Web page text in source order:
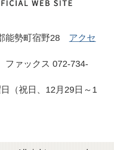
能勢町宿野28 アクセ
ァックス 072-734-
（祝日、12月29日～1